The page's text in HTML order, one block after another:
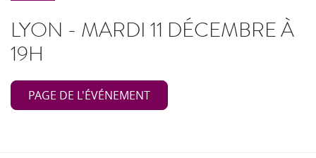
LYON - MARDI 11 DÉCEMBRE À
19H
PAGE DE L'ÉVÉNEMENT